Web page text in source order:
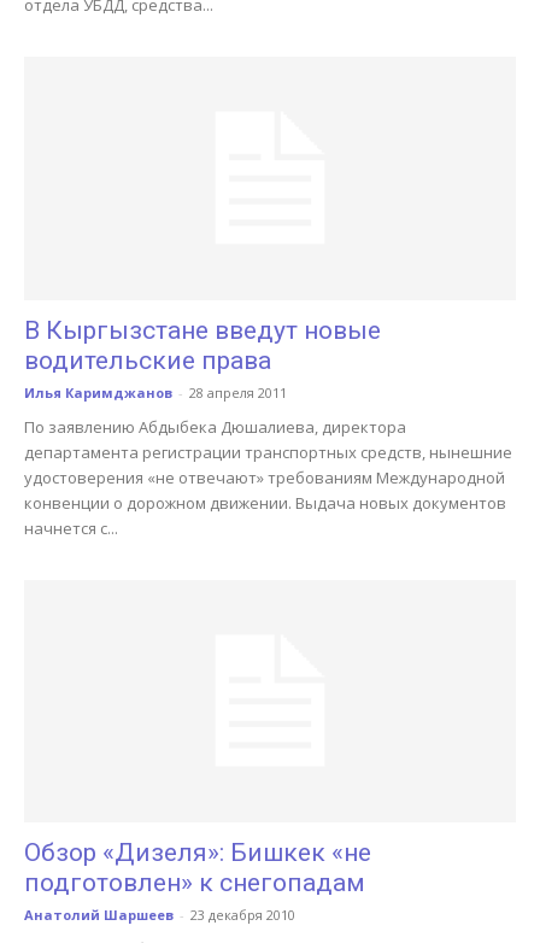
отдела УБДД, средства...
В Кыргызстане введут новые
водительские права
Илья Каримджанов - 28 апреля 2011
По заявлению Абдыбека Дюшалиева, директора
департамента регистрации транспортных средств, нынешние
удостоверения «не отвечают» требованиям Международной
конвенции о дорожном движении. Выдача новых документов
начнется с...
Обзор «Дизеля»: Бишкек «не
подготовлен» к снегопадам
Анатолий Шаршеев - 23 декабря 2010